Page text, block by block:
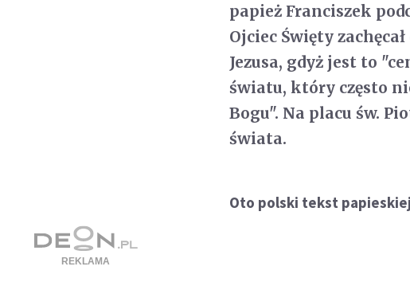
papież Franciszek
Ojciec Święty
Jezusa, gdyż jest to
światu, który często
Bogu". Na placu św.
świata.
Oto polski tekst